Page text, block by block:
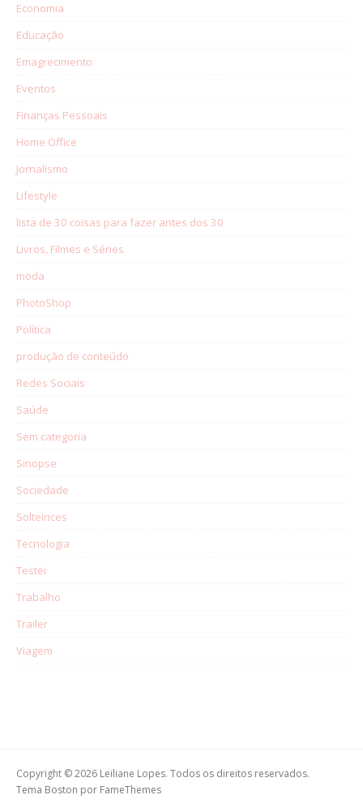
Economia
Educação
Emagrecimento
Eventos
Finanças Pessoais
Home Office
Jornalismo
Lifestyle
lista de 30 coisas para fazer antes dos 30
Livros, Filmes e Séries
moda
PhotoShop
Política
produção de conteúdo
Redes Sociais
Saúde
Sem categoria
Sinopse
Sociedade
Solteirices
Tecnologia
Testei
Trabalho
Trailer
Viagem
Copyright © 2026 Leiliane Lopes. Todos os direitos reservados.
Tema Boston por FameThemes